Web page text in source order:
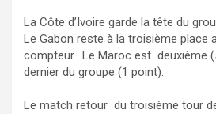
La Côte d’Ivoire garde la tête du
Le Gabon reste à la troisième place
compteur. Le Maroc est deuxième
dernier du groupe (1 point).
Le match retour du troisième tour